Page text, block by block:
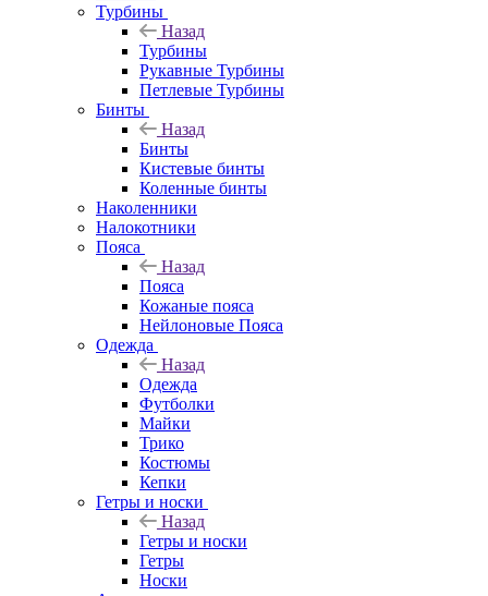
Турбины
Назад
Турбины
Рукавные Турбины
Петлевые Турбины
Бинты
Назад
Бинты
Кистевые бинты
Коленные бинты
Наколенники
Налокотники
Пояса
Назад
Пояса
Кожаные пояса
Нейлоновые Пояса
Одежда
Назад
Одежда
Футболки
Майки
Трико
Костюмы
Кепки
Гетры и носки
Назад
Гетры и носки
Гетры
Носки